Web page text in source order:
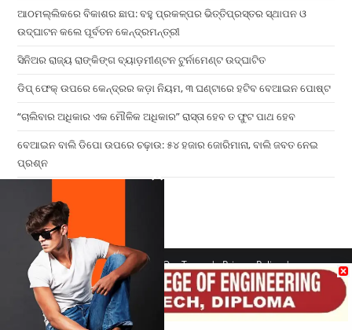
ଆଠମଲ୍ଲିକରେ ବିକାଶର ଛାପ: ବହୁ ପ୍ରକଳ୍ପର ଭିତ୍ତିପ୍ରସ୍ତର ସ୍ଥାପନ ଓ
ଉଦ୍‌ଘାଟନ କଲେ ପୂର୍ବତନ କେନ୍ଦ୍ରମନ୍ତ୍ରୀ
ସିନିଅର ରାଜ୍ୟ ରାଙ୍କିଙ୍ଗ ବ୍ୟାଡ଼ମୀଣ୍ଟନ ଟୁର୍ନାମେଣ୍ଟ ଉଦ୍ଘାଟିତ
ଡିପ୍ ଫେକ୍ ଉପରେ କେନ୍ଦ୍ରର କଡ଼ା ନିୟମ, ୩ ଘଣ୍ଟାରେ ହଟିବ ବେଆଇନ ପୋଷ୍ଟ
“ଚାଲିବାର ଅଧିକାର ଏକ ମୌଳିକ ଅଧିକାର” ରାସ୍ତା ହେବ ତ ଫୁଟ ପାଥ ହେବ
ବେଆଇନ ବାଲି ଡିପୋ ଉପରେ ଚଢ଼ାଉ: ୫୪ ହଜାର ଜୋରିମାନା, ବାଲି ଜବତ ନେଇ
ପ୍ରଶ୍ନ
Home Contact us Our Team
Privacy Policy
Terms & Conditions
Copyright 2026 - ATV Angul All Rights Reserved
Made with ❤️ By UPDIGIT
×